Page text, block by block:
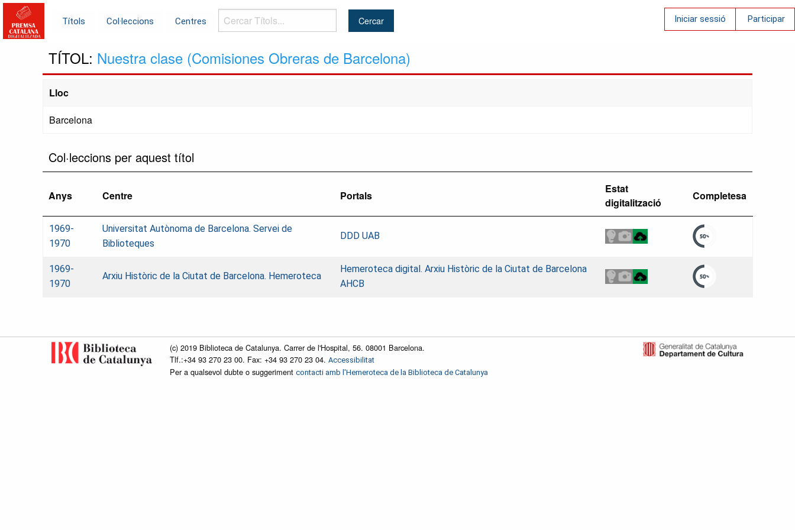
Títols Col·leccions Centres
Cercar
Títols...
Iniciar sessió Participar
TÍTOL: Nuestra clase (Comisiones Obreras de Barcelona)
Lloc
Barcelona
Col·leccions per aquest títol
Anys Centre Portals
Estat
digitalització
Completesa
1969-
1970
Universitat Autònoma de Barcelona. Servei de
Biblioteques
DDD UAB
1969-
1970
Arxiu Històric de la Ciutat de Barcelona. Hemeroteca
Hemeroteca digital. Arxiu Històric de la Ciutat de Barcelona
AHCB
(c) 2019 Biblioteca de Catalunya. Carrer de l'Hospital, 56. 08001 Barcelona.
Tlf.:+34 93 270 23 00. Fax: +34 93 270 23 04. Accessibilitat
Per a qualsevol dubte o suggeriment contacti amb l'Hemeroteca de la Biblioteca de Catalunya